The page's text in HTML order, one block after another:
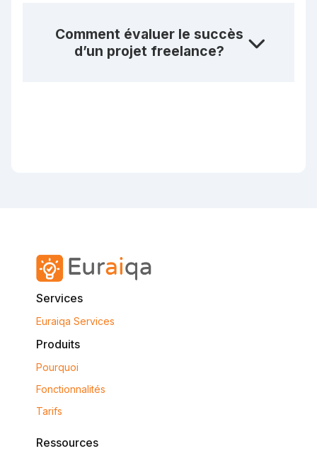
Comment évaluer le succès
d’un projet freelance?
Services
Euraiqa Services
Produits
Pourquoi
Fonctionnalités
Tarifs
Ressources